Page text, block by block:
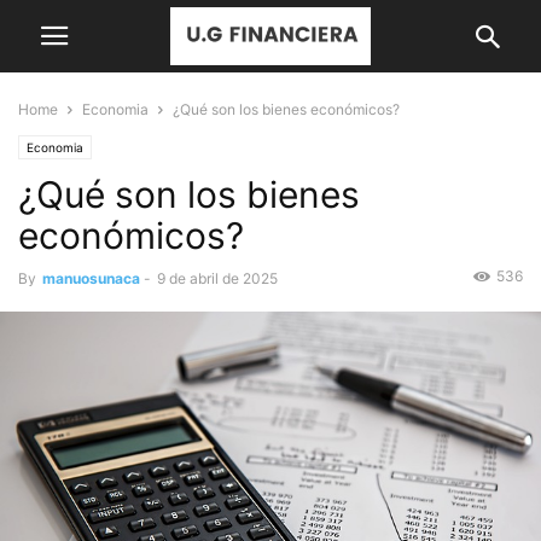
Home Economia ¿Qué son los bienes económicos?
Economia
¿Qué son los bienes
económicos?
By manuosunaca - 9 de abril de 2025 536